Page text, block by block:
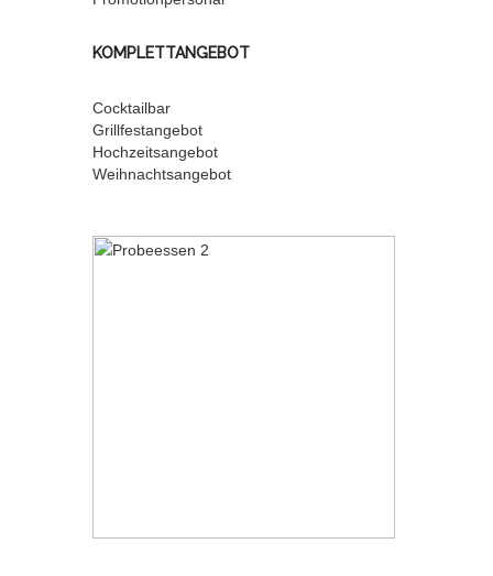
KOMPLETTANGEBOT
Cocktailbar
Grillfestangebot
Hochzeitsangebot
Weihnachtsangebot